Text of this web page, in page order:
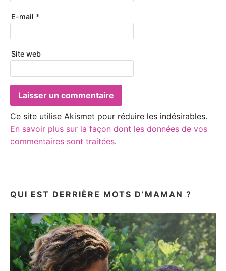
E-mail *
Site web
Ce site utilise Akismet pour réduire les indésirables.
En savoir plus sur la façon dont les données de vos
commentaires sont traitées.
QUI EST DERRIÈRE MOTS D’MAMAN ?